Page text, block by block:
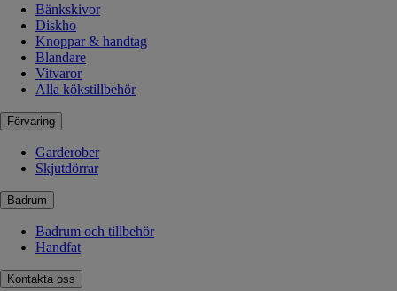
Bänkskivor
Diskho
Knoppar & handtag
Blandare
Vitvaror
Alla kökstillbehör
Förvaring
Garderober
Skjutdörrar
Badrum
Badrum och tillbehör
Handfat
Kontakta oss